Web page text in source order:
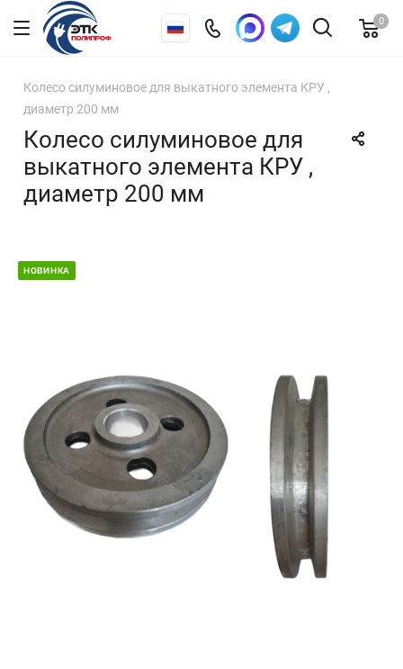
0
Колесо силуминовое для выкатного элемента КРУ ,
диаметр 200 мм
Колесо силуминовое для
выкатного элемента КРУ ,
диаметр 200 мм
НОВИНКА